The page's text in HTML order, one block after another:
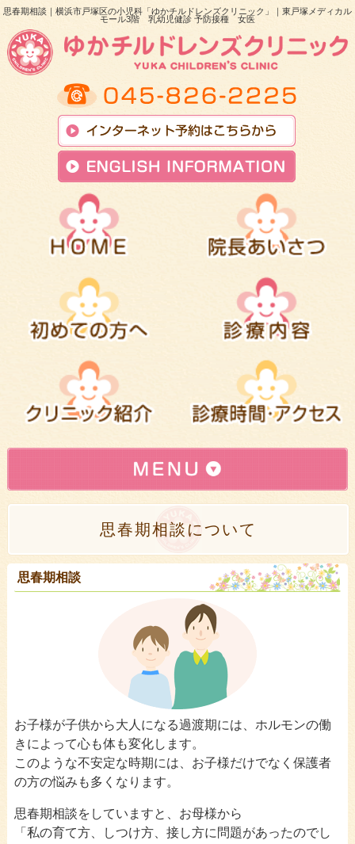
思春期相談｜横浜市戸塚区の小児科「ゆかチルドレンズクリニック」｜東戸塚メディカル
モール3階 乳幼児健診 予防接種 女医
インターネット予約はこちら »
初めて登録されるかたへ(登録方法)
小児科
アレルギー相談
夜尿症相談
思春期相談
思春期相談について
思春期相談
お子様が子供から大人になる過渡期には、ホルモンの働
きによって心も体も変化します。
このような不安定な時期には、お子様だけでなく保護者
の方の悩みも多くなります。
思春期相談をしていますと、お母様から
「私の育て方、しつけ方、接し方に問題があったのでし